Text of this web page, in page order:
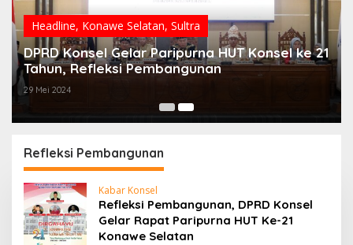
Headline, Konawe Selatan, Sultra
DPRD Konsel Gelar Paripurna HUT Konsel ke 21
Tahun, Refleksi Pembangunan
29 Mei 2024
Refleksi Pembangunan
Kabar Konsel
Refleksi Pembangunan, DPRD Konsel
Gelar Rapat Paripurna HUT Ke-21
Konawe Selatan